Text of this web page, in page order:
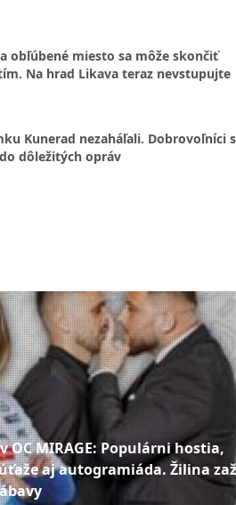
obľúbené miesto sa môže skončiť
Na hrad Likava teraz nevstupujte
Kunerad nezaháľali. Dobrovoľníci
dôležitých opráv
v OC MIRAGE: Populárni hostia,
aj autogramiáda. Žilina